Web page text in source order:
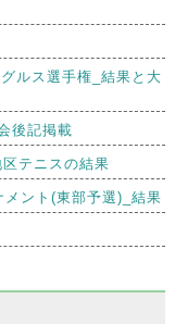
ルス選手権_結果と大
後記掲載
テニスの結果
ント(東部予選)_結果